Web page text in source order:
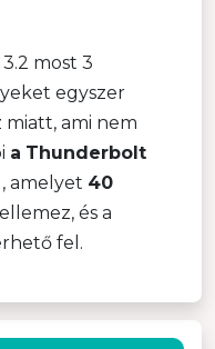
most 3
egyszer
miatt, ami nem
a Thunderbolt
amelyet 40
és a
fel.